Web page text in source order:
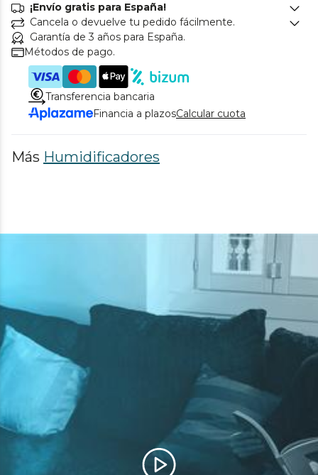
¡Envío gratis para España!
Cancela o devuelve tu pedido fácilmente.
Garantía de 3 años para España.
Métodos de pago.
Transferencia bancaria
Financia a plazosCalcular cuota
Más Humidificadores